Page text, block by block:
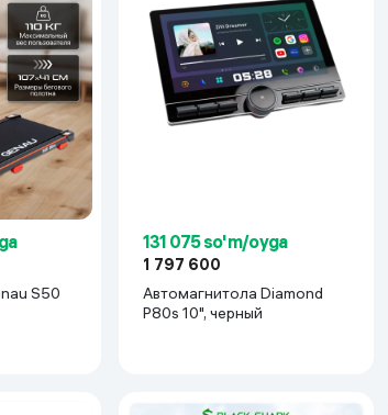
S50
131 075 so'm/oyga
1 797 600
Автомагнитола Diamond
P80s 10", черный